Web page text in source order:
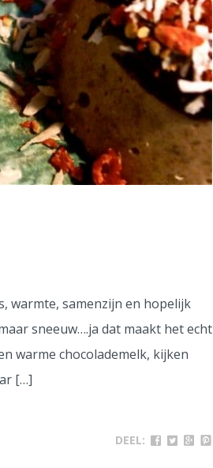
warmte, samenzijn en hopelijk
sneeuw….ja dat maakt het echt
warme chocolademelk, kijken
[…]
DEEL: